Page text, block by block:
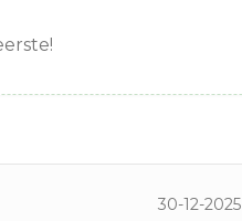
30-12-2025